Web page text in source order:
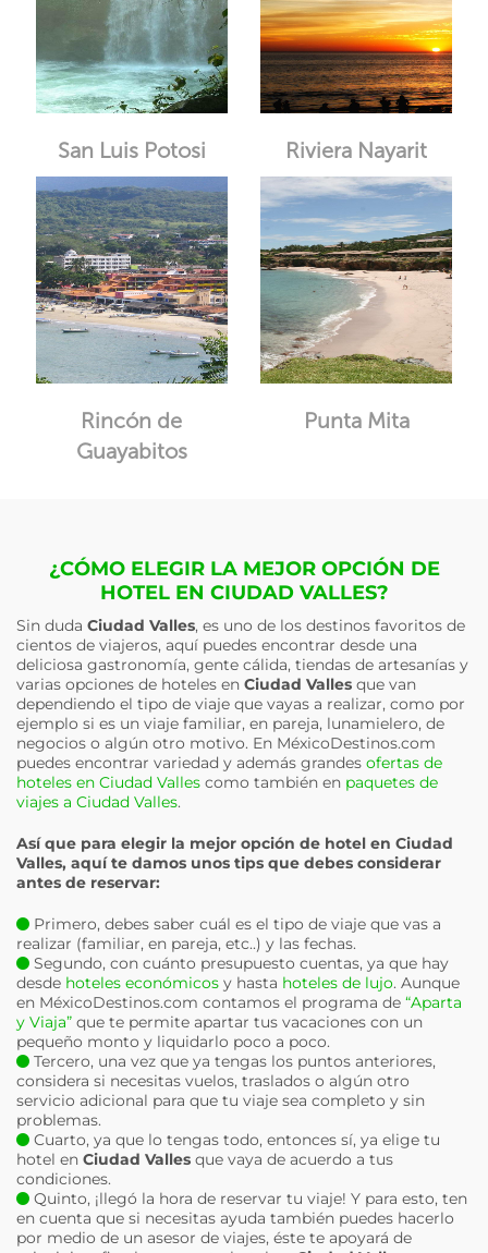
San Luis Potosi Riviera Nayarit
Rincón de
Guayabitos
Punta Mita
¿CÓMO ELEGIR LA MEJOR OPCIÓN DE
HOTEL EN CIUDAD VALLES?
Sin duda Ciudad Valles, es uno de los destinos favoritos de
cientos de viajeros, aquí puedes encontrar desde una
deliciosa gastronomía, gente cálida, tiendas de artesanías y
varias opciones de hoteles en Ciudad Valles que van
dependiendo el tipo de viaje que vayas a realizar, como por
ejemplo si es un viaje familiar, en pareja, lunamielero, de
negocios o algún otro motivo. En MéxicoDestinos.com
puedes encontrar variedad y además grandes ofertas de
hoteles en Ciudad Valles como también en paquetes de
viajes a Ciudad Valles.
Así que para elegir la mejor opción de hotel en Ciudad
Valles, aquí te damos unos tips que debes considerar
antes de reservar:
Primero, debes saber cuál es el tipo de viaje que vas a
realizar (familiar, en pareja, etc..) y las fechas.
Segundo, con cuánto presupuesto cuentas, ya que hay
desde hoteles económicos y hasta hoteles de lujo. Aunque
en MéxicoDestinos.com contamos el programa de “Aparta
y Viaja” que te permite apartar tus vacaciones con un
pequeño monto y liquidarlo poco a poco.
Tercero, una vez que ya tengas los puntos anteriores,
considera si necesitas vuelos, traslados o algún otro
servicio adicional para que tu viaje sea completo y sin
problemas.
Cuarto, ya que lo tengas todo, entonces sí, ya elige tu
hotel en Ciudad Valles que vaya de acuerdo a tus
condiciones.
Quinto, ¡llegó la hora de reservar tu viaje! Y para esto, ten
en cuenta que si necesitas ayuda también puedes hacerlo
por medio de un asesor de viajes, éste te apoyará de